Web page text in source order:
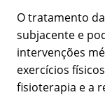
O tratamento
subjacente e
intervenções
exercícios
fisioterapia e a